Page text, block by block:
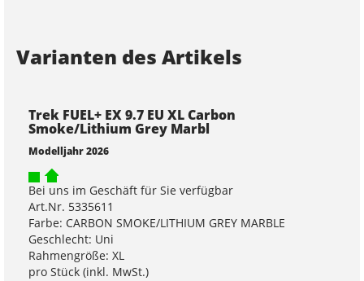
Varianten des Artikels
Trek FUEL+ EX 9.7 EU XL Carbon
Smoke/Lithium Grey Marbl
Modelljahr 2026
Bei uns im Geschäft für Sie verfügbar
Art.Nr. 5335611
Farbe: CARBON SMOKE/LITHIUM GREY MARBLE
Geschlecht: Uni
Rahmengröße: XL
pro Stück (inkl. MwSt.)